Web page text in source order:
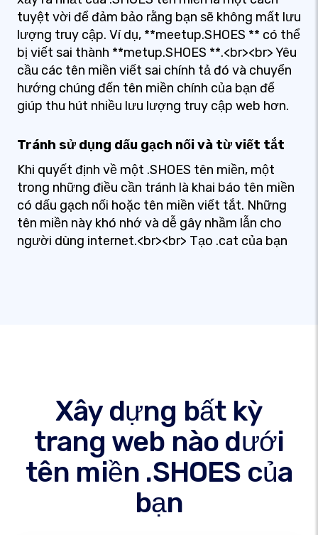
tuyệt vời để đảm bảo rằng bạn sẽ không mất lưu
lượng truy cập. Ví dụ, **meetup.SHOES ** có thể
bị viết sai thành **metup.SHOES **.<br><br> Yêu
cầu các tên miền viết sai chính tả đó và chuyển
hướng chúng đến tên miền chính của bạn để
giúp thu hút nhiều lưu lượng truy cập web hơn.
Tránh sử dụng dấu gạch nối và từ viết tắt
Khi quyết định về một .SHOES tên miền, một
trong những điều cần tránh là khai báo tên miền
có dấu gạch nối hoặc tên miền viết tắt. Những
tên miền này khó nhớ và dễ gây nhầm lẫn cho
người dùng internet.<br><br> Tạo .cat của bạn
Xây dựng bất kỳ
trang web nào dưới
tên miền .SHOES của
bạn